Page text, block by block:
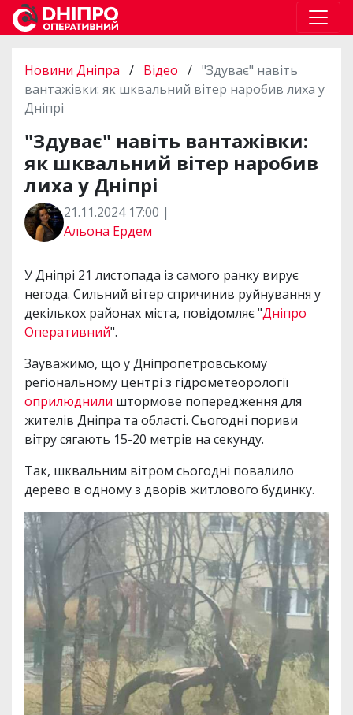
Новини Дніпра / Відео / "Здуває" навіть
вантажівки: як шквальний вітер наробив лиха у
Дніпрі
"Здуває" навіть вантажівки:
як шквальний вітер наробив
лиха у Дніпрі
21.11.2024 17:00 |
Альона Ердем
У Дніпрі 21 листопада із самого ранку вирує
негода. Сильний вітер спричинив руйнування у
декількох районах міста, повідомляє "Дніпро
Оперативний".
Зауважимо, що у Дніпропетровському
регіональному центрі з гідрометеорології
оприлюднили штормове попередження для
жителів Дніпра та області. Сьогодні пориви
вітру сягають 15-20 метрів на секунду.
Так, шквальним вітром сьогодні повалило
дерево в одному з дворів житлового будинку.